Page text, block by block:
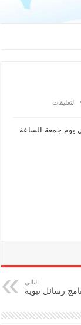
التعليقات
البشر
يوم جمعة الساعة
التالي
رسائل نبوية